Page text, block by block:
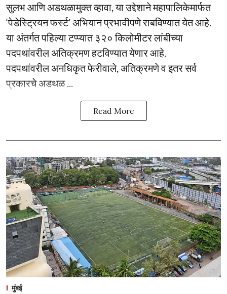
सुलभ आणि अडथळामुक्त व्हावा, या उद्देशाने महापालिकेमार्फत
‘पेडेस्ट्रियन फर्स्ट’ अभियान प्रभावीपणे राबविण्यात येत आहे.
या अंतर्गत पहिल्या टप्प्यात ३२० किलोमीटर लांबीच्या
पदपथांवरील अतिक्रमण हटविण्यात येणार आहे.
पदपथांवरील अनधिकृत फेरीवाले, अतिक्रमणे व इतर सर्व
प्रकारचे अडथळ ...
Read More
मुंबई